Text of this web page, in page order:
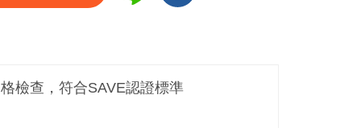
檢查，符合SAVE認證標準